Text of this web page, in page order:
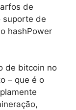
de
suporte de
hashPower
de bitcoin no
– que é o